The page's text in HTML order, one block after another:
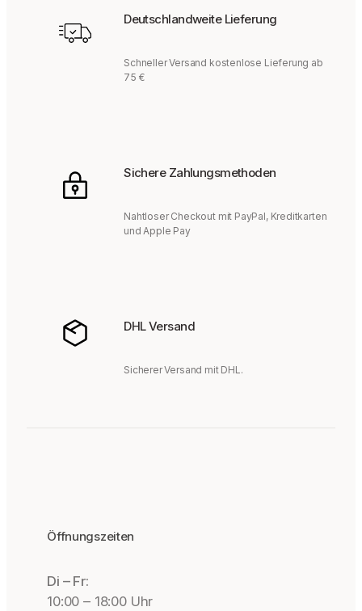
Deutschlandweite Lieferung
Schneller Versand kostenlose Lieferung ab
75 €
Sichere Zahlungsmethoden
Nahtloser Checkout mit PayPal, Kreditkarten
und Apple Pay
DHL Versand
Sicherer Versand mit DHL.
Öffnungszeiten
Di – Fr:
10:00 – 18:00 Uhr